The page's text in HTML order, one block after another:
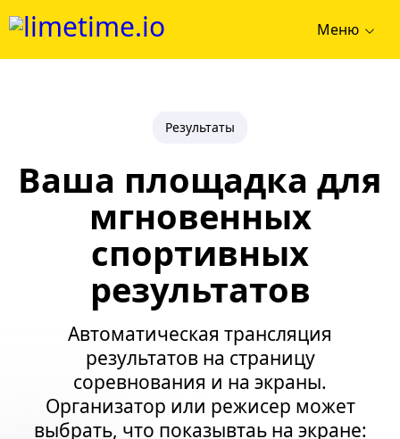
Меню
Результаты
Ваша площадка для
мгновенных
спортивных
результатов
Автоматическая трансляция
результатов на страницу
соревнования и на экраны.
Организатор или режисер может
выбрать, что показывтаь на экране: